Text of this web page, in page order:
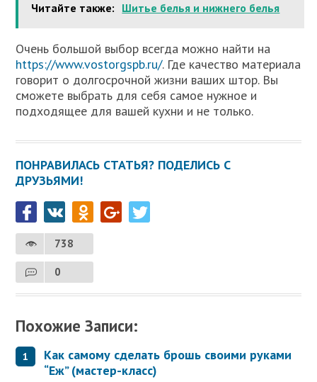
Читайте также: Шитье белья и нижнего белья
Очень большой выбор всегда можно найти на
https://www.vostorgspb.ru/. Где качество материала
говорит о долгосрочной жизни ваших штор. Вы
сможете выбрать для себя самое нужное и
подходящее для вашей кухни и не только.
ПОНРАВИЛАСЬ СТАТЬЯ? ПОДЕЛИСЬ С
ДРУЗЬЯМИ!
738
0
Похожие Записи:
Как самому сделать брошь своими руками
“Еж” (мастер-класс)